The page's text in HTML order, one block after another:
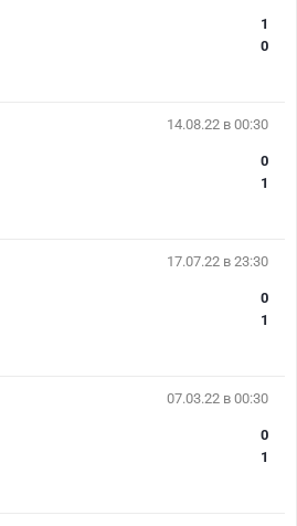
1
0
14.08.22 в 00:30
0
1
17.07.22 в 23:30
0
1
07.03.22 в 00:30
0
1